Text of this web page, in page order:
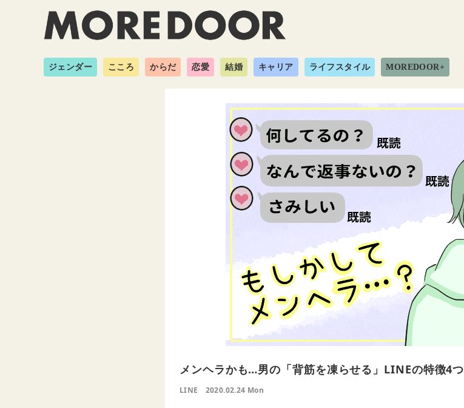
ジェンダー こころ からだ 恋愛 結婚 キャリア ライフスタイル MOREDOOR+
メンヘラかも…男の「背筋を凍らせる」LINEの特徴4つ
LINE 2020.02.24 Mon